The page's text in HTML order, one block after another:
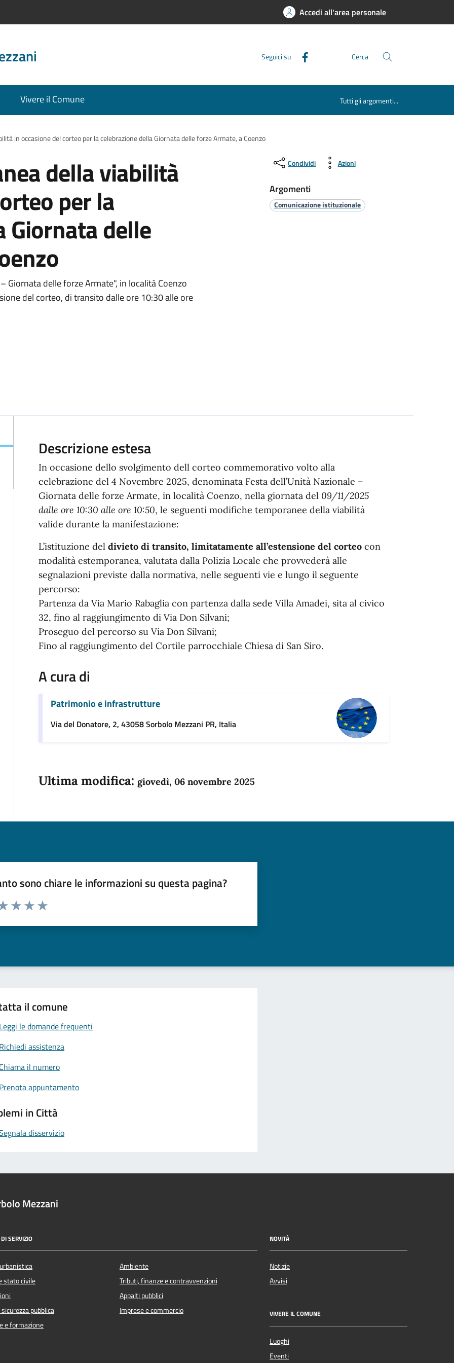
Accedi all'area personale
Seguici su Cerca
Vivere il Comune Tutti gli argomenti...
in occasione del corteo per la celebrazione della Giornata delle forze Armate, a Coenzo
della viabilità
per la
Giornata delle
Giornata delle forze Armate", in località Coenzo
del corteo, di transito dalle ore 10:30 alle ore
Condividi Azioni
Argomenti
Comunicazione istituzionale
Descrizione estesa
In occasione dello svolgimento dell corteo commemorativo volto alla
celebrazione del 4 Novembre 2025, denominata Festa dell’Unità Nazionale –
Giornata delle forze Armate, in località Coenzo, nella giornata del 09/11/2025
dalle ore 10:30 alle ore 10:50, le seguenti modifiche temporanee della viabilità
valide durante la manifestazione:
L’istituzione del divieto di transito, limitatamente all’estensione del corteocon
modalità estemporanea, valutata dalla Polizia Locale che provvederà alle
segnalazioni previste dalla normativa, nelle seguenti vie e lungo il seguente
percorso:
Partenza da Via Mario Rabaglia con partenza dalla sede Villa Amadei, sita al civico
32, fino al raggiungimento di Via Don Silvani;
Proseguo del percorso su Via Don Silvani;
Fino al raggiungimento del Cortile parrocchiale Chiesa di San Siro.
A cura di
Patrimonio e infrastrutture
Via del Donatore, 2, 43058 Sorbolo Mezzani PR, Italia
Ultima modifica: giovedì, 06 novembre 2025
sono chiare le informazioni su questa pagina?
da 1 a 5 stelle la pagina
il comune
Leggi le domande frequenti
Richiedi assistenza
Chiama il numero
Prenota appuntamento
in Città
disservizio
Mezzani
SERVIZIO
stato civile
pubblica
e formazione
Ambiente
Tributi, finanze e contravvenzioni
Appalti pubblici
Imprese e commercio
NOVITÀ
Notizie
Avvisi
VIVERE IL COMUNE
Luoghi
Eventi